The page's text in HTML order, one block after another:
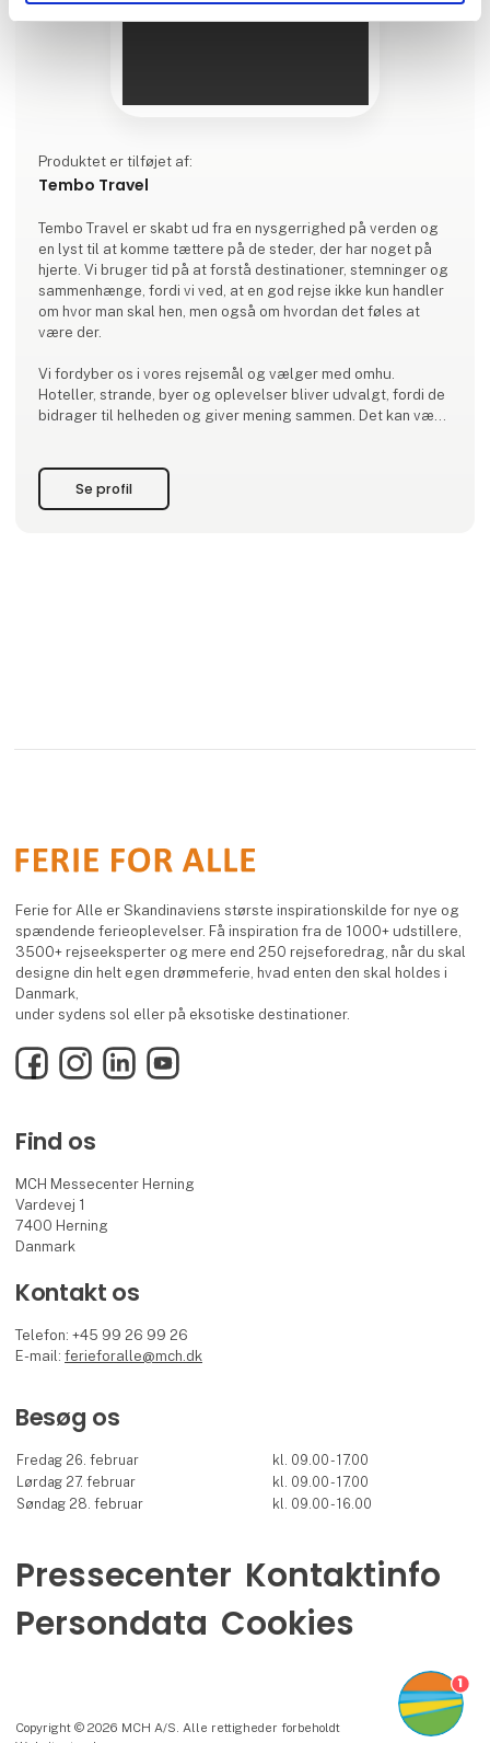
Produktet er tilføjet af:
Tembo Travel
Tembo Travel er skabt ud fra en nysgerrighed på verden og
en lyst til at komme tættere på de steder, der har noget på
hjerte. Vi bruger tid på at forstå destinationer, stemninger og
sammenhænge, fordi vi ved, at en god rejse ikke kun handler
om hvor man skal hen, men også om hvordan det føles at
være der.
Vi fordyber os i vores rejsemål og vælger med omhu.
Hoteller, strande, byer og oplevelser bliver udvalgt, fordi de
bidrager til helheden og giver mening sammen. Det kan være
Se profil
Ferie for Alle er Skandinaviens største inspirationskilde for nye og
spændende ferieoplevelser. Få inspiration fra de 1000+ udstillere,
3500+ rejseeksperter og mere end 250 rejseforedrag, når du skal
designe din helt egen drømmeferie, hvad enten den skal holdes i
Danmark,
under sydens sol eller på eksotiske destinationer.
FacebookInstagramLinkedInYouTube
Find os
MCH Messecenter Herning
Vardevej 1
7400 Herning
Danmark
Kontakt os
Telefon: +45 99 26 99 26
E-mail:ferieforalle@mch.dk
Besøg os
Fredag 26. februar
kl. 09.00 - 17.00
Lørdag 27. februar
kl. 09.00 - 17.00
Søndag 28. februar
kl. 09.00 - 16.00
Pressecenter Kontaktinfo
Persondata Cookies
Copyright © 2026 MCH A/S. Alle rettigheder forbeholdt
1